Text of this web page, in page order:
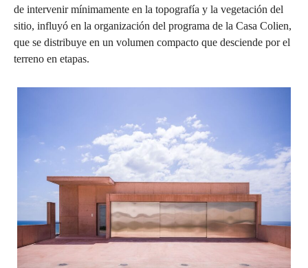
de intervenir mínimamente en la topografía y la vegetación del
sitio, influyó en la organización del programa de la Casa Colien,
que se distribuye en un volumen compacto que desciende por el
terreno en etapas.